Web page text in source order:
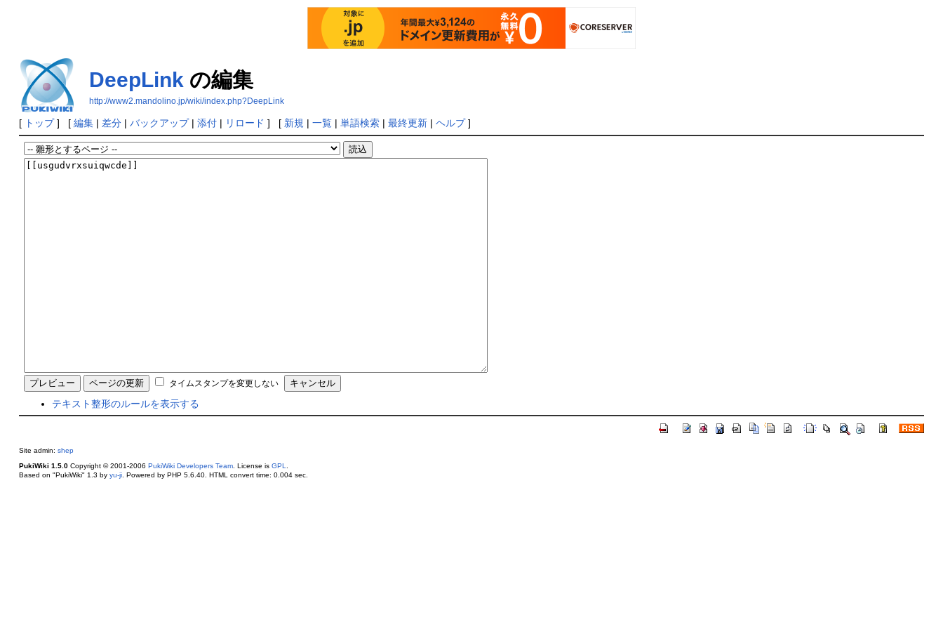
DeepLink の編集
http://www2.mandolino.jp/wiki/index.php?DeepLink
[ トップ] [ 編集| 差分| バックアップ| 添付| リロード ] [ 新規 | 一覧| 単語検索| 最終更新| ヘルプ]
タイムスタンプを変更しない
テキスト整形のルールを表示する
Site admin: shep
PukiWiki 1.5.0Copyright © 2001-2006 PukiWiki Developers Team. License is GPL
Based on "PukiWiki" 1.3 by yu-ji. Powered by PHP 5.6.40. HTML convert time: 0.004 sec.